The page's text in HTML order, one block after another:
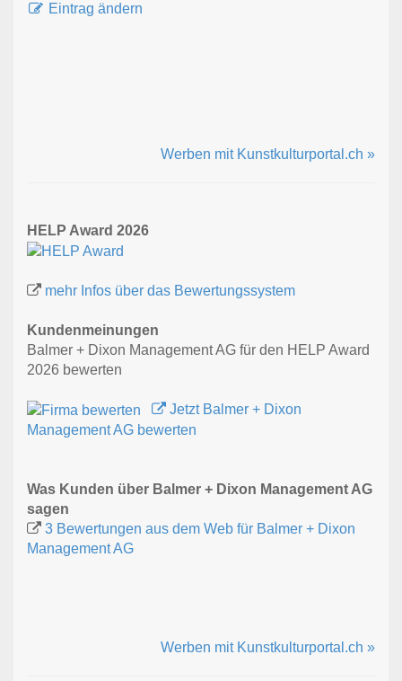
Eintrag ändern
Werben mit Kunstkulturportal.ch »
HELP Award 2026
mehr Infos über das Bewertungssystem
Kundenmeinungen
Balmer + Dixon Management AG für den HELP Award
2026 bewerten
Jetzt Balmer + Dixon
Management AG bewerten
Was Kunden über Balmer + Dixon Management AG
sagen
3 Bewertungen aus dem Web für Balmer + Dixon
Management AG
Werben mit Kunstkulturportal.ch »